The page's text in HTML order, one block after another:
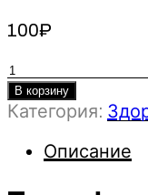
100₽
Количество
товара
Тело:
формы
В корзину
Категория:
Описание